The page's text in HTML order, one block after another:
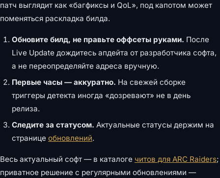
патч выглядит как «багфиксы и QoL», под капотом может
поменяться раскладка билда.
Обновите билд, не правьте оффсеты руками. После
Live Update дождитесь апдейта от разработчика софта,
а не переопределяйте адреса вручную.
Первые часы — аккуратно. На свежей сборке
триггеры детекта иногда «дозревают» не в день
релиза.
Следите за статусом. Актуальные статусы держим на
странице обновлений.
Весь актуальный софт — в каталоге читов для ARC Raiders;
приватное решение с регулярными обновлениями —